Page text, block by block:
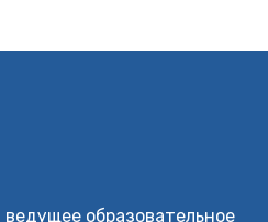
образовательное